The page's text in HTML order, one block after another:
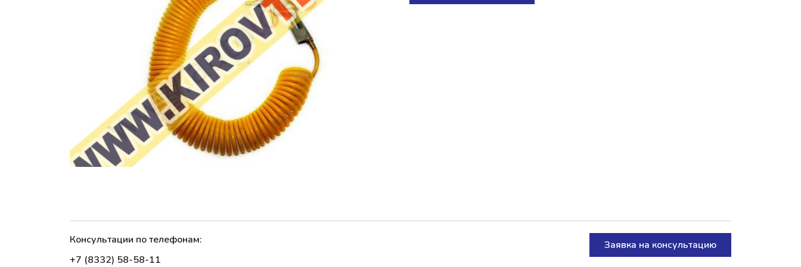
Консультации по телефонам:
+7 (8332) 58-58-11
Заявка на консультацию